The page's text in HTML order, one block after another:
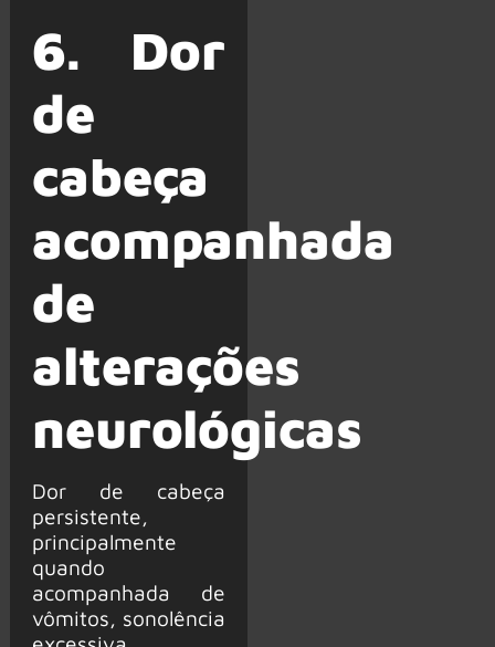
6. Dor
de
cabeça
acompanhada
de
alterações
neurológicas
Dor de cabeça
persistente,
principalmente
quando
acompanhada de
vômitos, sonolência